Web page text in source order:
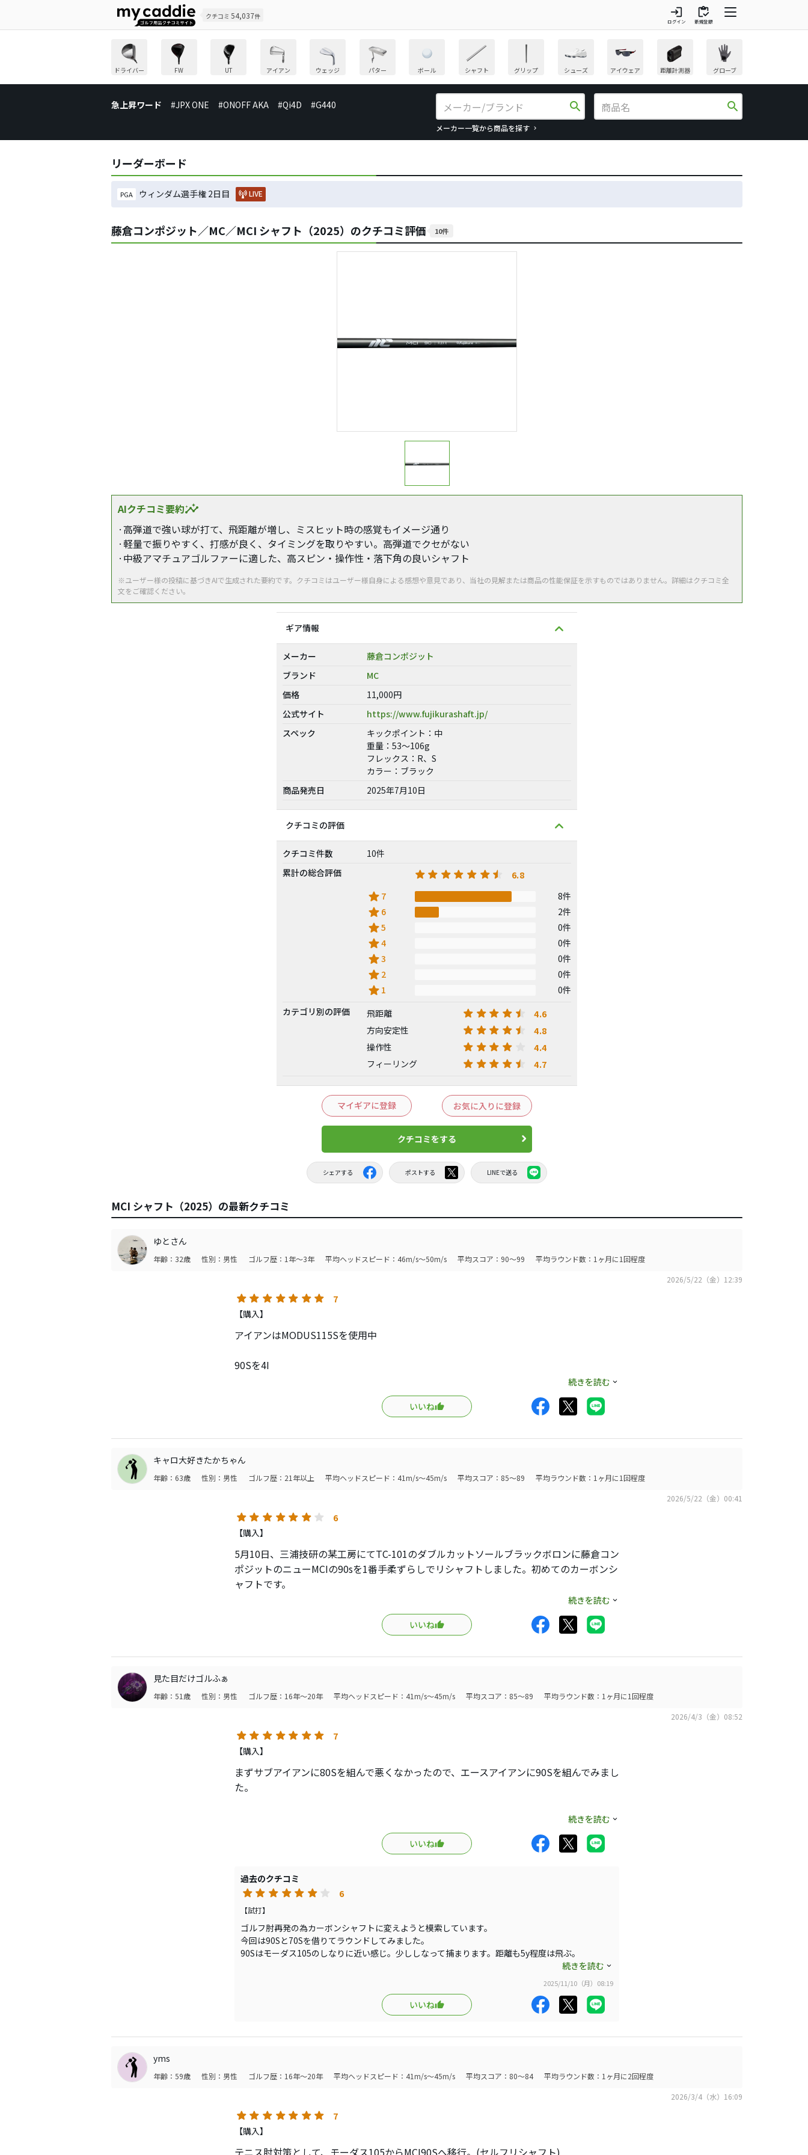
クチコミ 54,037件 login
ログイン
inventory
新規登録
ドライバー FW UT アイアン ウェッジ パター ボール シャフト グリップ シューズ アイウェア 距離計測器 グローブ
急上昇ワード #JPX ONE #ONOFF AKA #Qi4D #G440 search
メーカー一覧から商品を探す
search
リーダーボード
PGA ウィンダム選手権 2日目 LIVE
藤倉コンポジット／MC／MCI シャフト（2025）のクチコミ評価 10件
AIクチコミ要約insights
·高弾道で強い球が打て、飛距離が増し、ミスヒット時の感覚もイメージ通り
·軽量で振りやすく、打感が良く、タイミングを取りやすい。高弾道でクセがない
·中級アマチュアゴルファーに適した、高スピン・操作性・落下角の良いシャフト
※ユーザー様の投稿に基づきAIで生成された要約です。クチコミはユーザー様自身による感想や意見であり、当社の見解または商品の性能保証を示すものではありません。詳細はクチコミ全
文をご確認ください。
ギア情報
メーカー
藤倉コンポジット
ブランド
MC
価格
11,000円
公式サイト
https://www.fujikurashaft.jp/
スペック
キックポイント：中
重量：53～106g
フレックス：R、S
カラー：ブラック
商品発売日
2025年7月10日
クチコミの評価
クチコミ件数
10件
累計の総合評価
6.8
star 7 8件
star 6 2件
star5 0件
star4 0件
star3 0件
star 2 0件
star 1
0件
カテゴリ別の評価
飛距離 4.6
方向安定性 4.8
操作性 4.4
フィーリング 4.7
マイギアに登録 お気に入りに登録
クチコミをする
シェアする ポストする LINEで送る
MCI シャフト（2025）の最新クチコミ
ゆとさん
年齢：32歳 性別：男性 ゴルフ歴：1年～3年 平均ヘッドスピード：46m/s～50m/s 平均スコア：90～99
平均ラウンド数：1ヶ月に1回程度
2026/5/22（金）12:39
7
【購入】
アイアンはMODUS115Sを使用中
90Sを4I
中元くらいの振り心地。
そう。
しっかり振ると巻くのでしっかり振れないセッティングもありかななんて思います。
動きに癖がないシャフトですので嫌いな人はいないかも？リーズナブルでもありますので
ユーティリティ用にもありがたいですね。
続きを読む
いいね
キャロ大好きたかちゃん
年齢：63歳 性別：男性 ゴルフ歴：21年以上 平均ヘッドスピード：41m/s～45m/s 平均スコア：85～89
平均ラウンド数：1ヶ月に1回程度
2026/5/22（金）00:41
6
【購入】
5月10日、三浦技研の某工房にてTC-101のダブルカットソールブラックボロンに藤倉コン
ポジットのニューMCIの90sを1番手柔ずらしでリシャフトしました。初めてのカーボンシ
ャフトです。
こちらのQ＆AにてコンポジットテクノのファイヤーエクスプレスMS-I 105（※TC-101
P/S）入手とカーボンシャフトの初打ちの好感触を記載したところ、多方面から重すぎ・
り着いたのがニューMCIでした。
が、それ以外は何ともそっくりな高スピン・操作性・落下角とフィーリング良し。おまけ
級アマにはかなりのお勧めシャフトですね。もしかして、一般男性アマの半分近くの人に
合うんじゃないかと思えるほどです。
ただしご注意ください。いろいろな方から現在のカーボンシャフトは10g以上軽くしない
と振り感が重たいとか、20gは軽くしないとスチールからのリシャフトに相当しないとか
感やそういう造りのカーボンシャフトもあるというだけで、私も試打の際、100g台から
やっておけば良かったと思いました。このセッティング軽いです。良く言えばクラブスピ
ードが上がった！言い換えれば体幹のタイミングが狂い出した。屋内の人工芝スタジオと
て、直近のスチールと特性が似てることと、加齢に伴ってどんどん合ってくるんじゃない
かという期待感で、またクラブと添い寝したくなったということです。
あと、こちらのスペックにあるカラーですが、ブラックではありません。明るいシルバー
（旧MCI）から濃いシルバー（新MCI）になっただけです。
もう一度、両手シングルでもいいので、安定して80台出したいと思えるシャフトです。
続きを読む
いいね
見た目だけゴルふぁ
年齢：51歳 性別：男性 ゴルフ歴：16年～20年 平均ヘッドスピード：41m/s～45m/s 平均スコア：85～89
平均ラウンド数：1ヶ月に1回程度
2026/4/3（金）08:52
7
【購入】
まずサブアイアンに80Sを組んで悪くなかったので、エースアイアンに90Sを組んでみまし
た。
このシャフトがダメという人いないんじゃないかなってくらい良い。ヘッドも選ばないの
しなりタイミングは90Sはモーダス105に近いし80Sはそれを軽くした感じでNS950NEO
方。体感的な重量も90が100g台、80が90g台くらいに感じます。
地面接触時に体にくる衝撃は明らかにスチールより少ないので体には良さそうだが、純粋
なカーボンよりはよくないと思う。
このシャフトの一番良いところはしなり方の安定感。
これはスチールより断トツに良い。特にライン出しや傾斜地やライが悪い時によくわか
る。フルショット時はそこまで思わないかもしれないが、フルショットできない時でもフ
ルショット時と同じタイミングと同じヘッドの動き方をしてくれるのでものすごく楽。明
アイアンが好きという人ほど試してもらいたいシャフトです。
続きを読む
いいね
過去のクチコミ
6
【試打】
ゴルフ肘再発の為カーボンシャフトに変えようと模索しています。
今回は90Sと70Sを借りてラウンドしてみました。
90Sはモーダス105のしなりに近い感じ。少ししなって捕まります。距離も5y程度は飛ぶ。
ヘッドがかぶりやすく動きフック回転が強くなりやすいですね。でもバックスピンもしっかり入っ
ミスにも強く球筋は変わっても距離は変わりません。グリーンセンター狙えばセンターから左には
70Sは先端の動きが少なく手元側のしなりが大きく感じます。NS850みたいな感じ。こちらもかな
自分は元々モーダス105がベストなのですが、変えるなら新MCIの90Sかな。
続きを読む
2025/11/10（月）08:19
いいね
yms
年齢：59歳 性別：男性 ゴルフ歴：16年～20年 平均ヘッドスピード：41m/s～45m/s 平均スコア：80～84
平均ラウンド数：1ヶ月に2回程度
2026/3/4（水）16:09
7
【購入】
テニス肘対策として、モーダス105からMCI90Sへ移行。(セルフリシャフト)